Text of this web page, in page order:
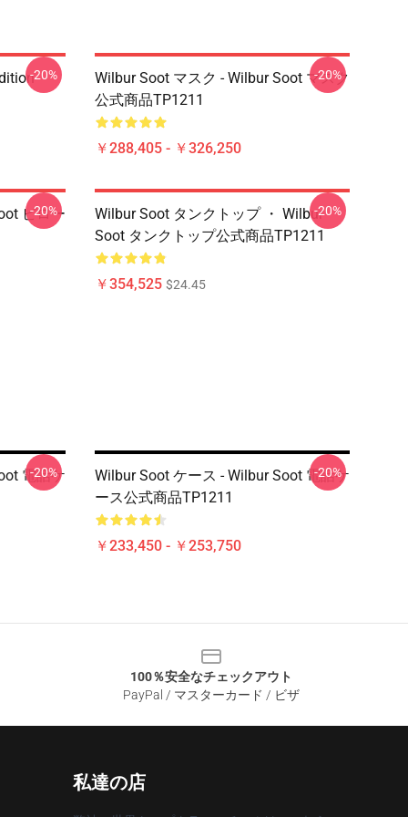
-20%
Wilbur Soot マスク - Wilbur Soot マスク
公式商品TP1211
￥288,405 - ￥326,250
-20%
ピロー
-20%
Wilbur Soot タンクトップ ・ Wilbur
Soot タンクトップ公式商品TP1211
￥354,525 $24.45
-20%
電話ケ
-20%
Wilbur Soot ケース - Wilbur Soot 電話ケ
ース公式商品TP1211
￥233,450 - ￥253,750
-20%
100％安全なチェックアウト
PayPal / マスターカード / ビザ
私達の店